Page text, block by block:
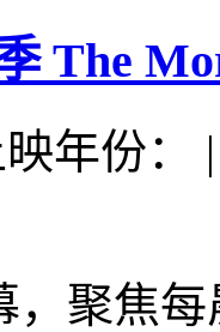
The
映年份：
|
，聚焦